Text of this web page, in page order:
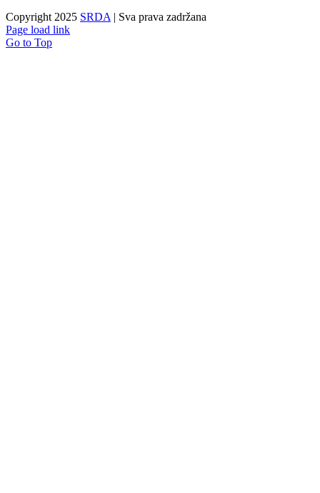
Copyright 2025 SRDA | Sva prava zadržana
Page load link
Go to Top